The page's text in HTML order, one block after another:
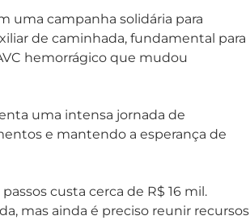
uma campanha solidária para
de caminhada, fundamental para
hemorrágico que mudou
uma intensa jornada de
e mantendo a esperança de
custa cerca de R$ 16 mil.
mas ainda é preciso reunir recursos